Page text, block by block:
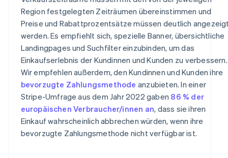
Region festgelegten Zeiträumen übereinstimmen und
Preise und Rabattprozentsätze müssen deutlich
werden. Es empfiehlt sich, spezielle Banner, übersichtliche
Landingpages und Suchfilter einzubinden, um das
Einkaufserlebnis der Kundinnen und Kunden zu verbessern.
Wir empfehlen außerdem, den Kundinnen und Kunden ihre
bevorzugte Zahlungsmethode anzubieten. In einer
Stripe-Umfrage aus dem Jahr 2022 gaben 86 % der
europäischen Verbraucher/innen an, dass sie ihren
Einkauf wahrscheinlich abbrechen würden, wenn ihre
bevorzugte Zahlungsmethode nicht verfügbar ist.